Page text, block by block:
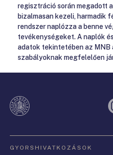
regisztráció során megadott
bizalmasan kezeli, harmadik
rendszer naplózza a benne
tevékenységeket. A naplók
adatok tekintetében az MNB
szabályoknak megfelelően
GYORSHIVATKOZÁSOK